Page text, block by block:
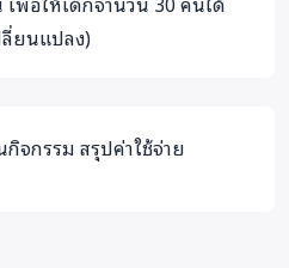
รเล่น
มทางการเงินเชิงสร้างสรรค์
ลี่ยนแปลง)
จกรรม สรุปค่าใช้จ่าย